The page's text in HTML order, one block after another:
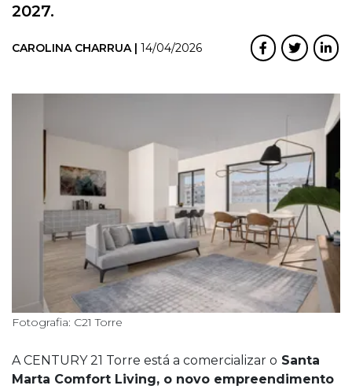
2027.
CAROLINA CHARRUA | 14/04/2026
Fotografia: C21 Torre
A CENTURY 21 Torre está a comercializar o Santa
Marta Comfort Living, o novo empreendimento